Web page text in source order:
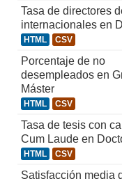
Tasa de directores
internacionales en
HTML CSV
Porcentaje de no
desempleados en
Máster
HTML CSV
Tasa de tesis con
Cum Laude en
HTML CSV
Satisfacción media